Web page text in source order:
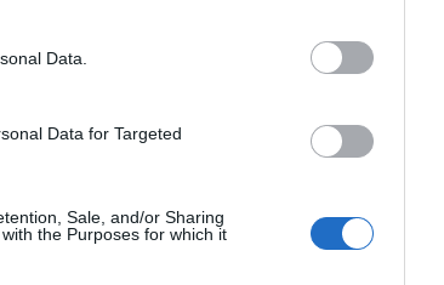
Data.
Data for Targeted
Sale, and/or Sharing
the Purposes for which it
Grönsaksgratäng med blandade
grönsaker och ostsås. Förslag är att